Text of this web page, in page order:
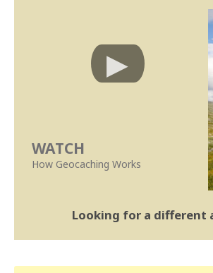
WATCH
How Geocaching Works
Looking for a different